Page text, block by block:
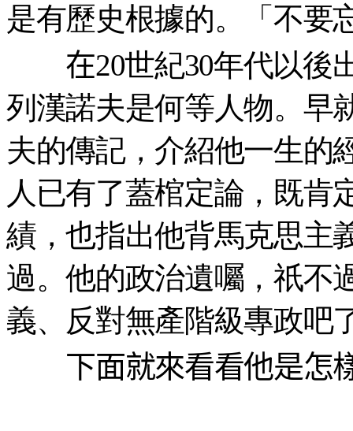
是有歷史根據的。「不要
在20世紀30年代以後
列漢諾夫是何等人物。早
夫的傳記，介紹他一生的
人已有了蓋棺定論，既肯
績，也指出他背馬克思主
過。他的政治遺囑，祇不
義、反對無產階級專政吧
下面就來看看他是怎